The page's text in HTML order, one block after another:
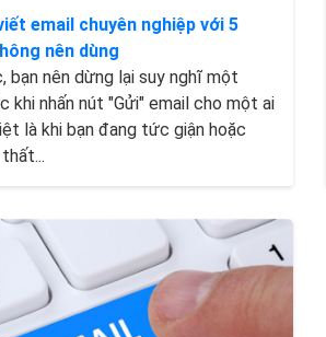
email chuyên nghiệp với 5
nên dùng
bạn nên dừng lại suy nghĩ một
khi nhấn nút "Gửi" email cho một ai
là khi bạn đang tức giận hoặc